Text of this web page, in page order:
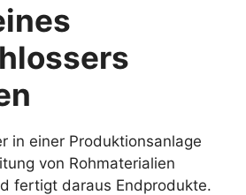
in einer Produktionsanlage
von Rohmaterialien
fertigt daraus Endprodukte.